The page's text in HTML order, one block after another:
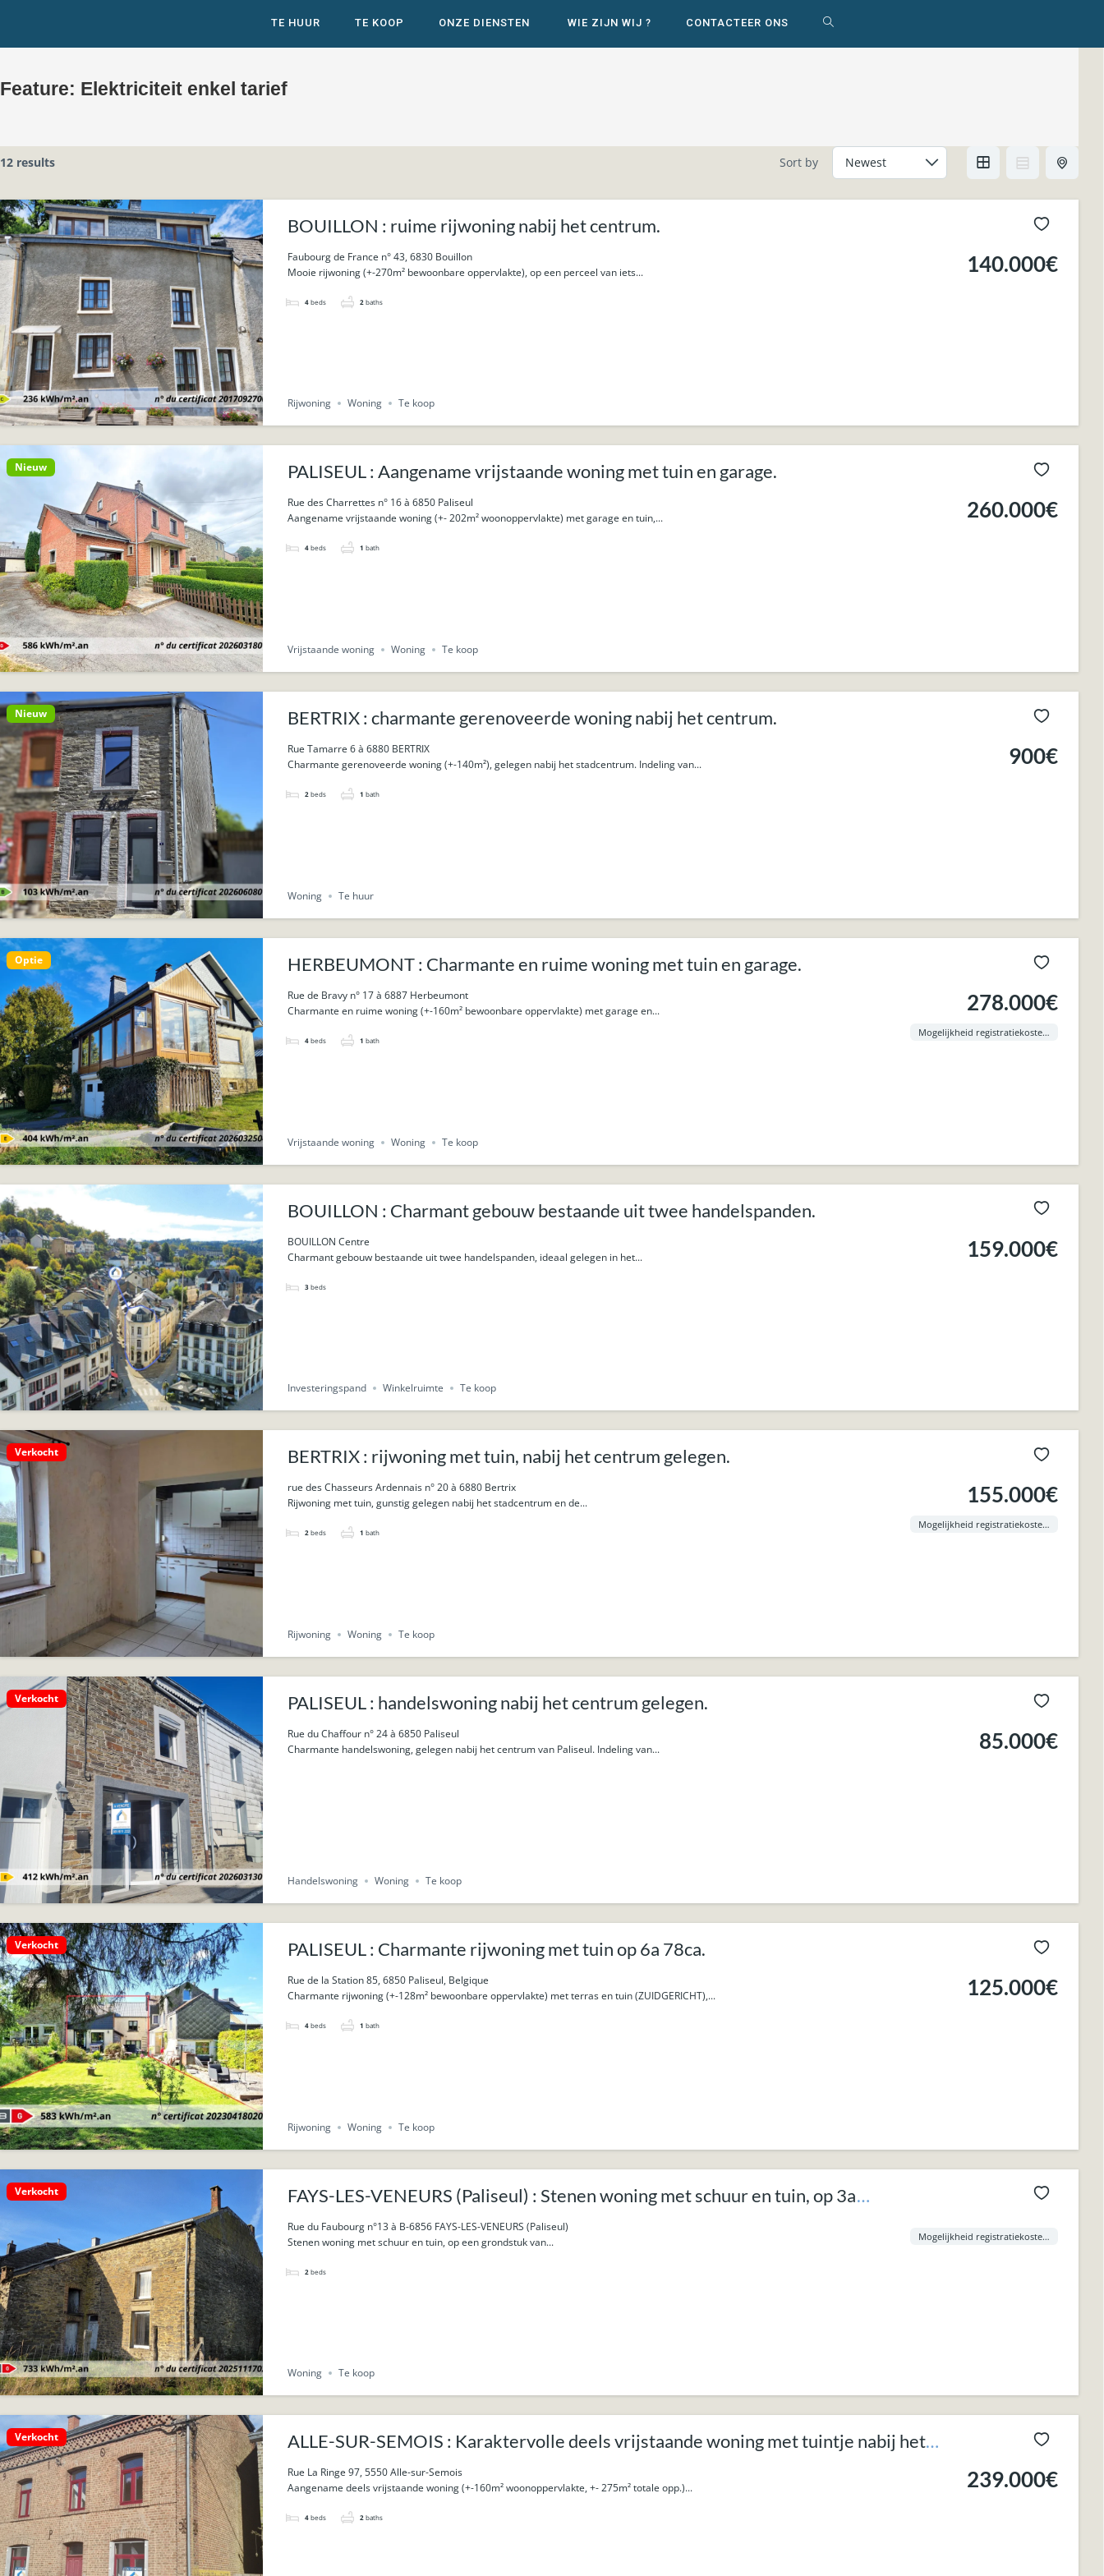
TE HUUR TE KOOP ONZE DIENSTEN WIE ZIJN WIJ ? CONTACTEER ONS WEBSITE
Feature: Elektriciteit enkel tarief
12 results Sort by
BOUILLON : ruime rijwoning nabij het centrum.
Faubourg de France n° 43, 6830 Bouillon
Mooie rijwoning (+-270m² bewoonbare oppervlakte), op een perceel van iets...
4 beds 2 baths
140.000€
Rijwoning Woning Te koop
Nieuw PALISEUL : Aangename vrijstaande woning met tuin en garage.
Rue des Charrettes n° 16 à 6850 Paliseul
Aangename vrijstaande woning (+- 202m² woonoppervlakte) met garage en tuin,...
4 beds 1 bath
260.000€
Vrijstaande woning Woning Te koop
Nieuw BERTRIX : charmante gerenoveerde woning nabij het centrum.
Rue Tamarre 6 à 6880 BERTRIX
Charmante gerenoveerde woning (+-140m²), gelegen nabij het stadcentrum. Indeling van...
2 beds 1 bath
900€
Woning Te huur
Optie HERBEUMONT : Charmante en ruime woning met tuin en garage.
Rue de Bravy n° 17 à 6887 Herbeumont
Charmante en ruime woning (+-160m² bewoonbare oppervlakte) met garage en...
4 beds 1 bath
278.000€
Mogelijkheid registratiekosten aan 3% !
Vrijstaande woning Woning Te koop
BOUILLON : Charmant gebouw bestaande uit twee handelspanden.
BOUILLON Centre
Charmant gebouw bestaande uit twee handelspanden, ideaal gelegen in het...
3 beds
159.000€
Investeringspand Winkelruimte Te koop
Verkocht BERTRIX : rijwoning met tuin, nabij het centrum gelegen.
rue des Chasseurs Ardennais n° 20 à 6880 Bertrix
Rijwoning met tuin, gunstig gelegen nabij het stadcentrum en de...
2 beds 1 bath
155.000€
Mogelijkheid registratiekosten aan 3% !
Rijwoning Woning Te koop
Verkocht PALISEUL : handelswoning nabij het centrum gelegen.
Rue du Chaffour n° 24 à 6850 Paliseul
Charmante handelswoning, gelegen nabij het centrum van Paliseul. Indeling van...
85.000€
Handelswoning Woning Te koop
Verkocht PALISEUL : Charmante rijwoning met tuin op 6a 78ca.
Rue de la Station 85, 6850 Paliseul, Belgique
Charmante rijwoning (+-128m² bewoonbare oppervlakte) met terras en tuin (ZUIDGERICHT),...
4 beds 1 bath
125.000€
Rijwoning Woning Te koop
Verkocht
FAYS-LES-VENEURS (Paliseul) : Stenen woning met schuur en tuin, op 3a
40ca.
Rue du Faubourg n°13 à B-6856 FAYS-LES-VENEURS (Paliseul)
Stenen woning met schuur en tuin, op een grondstuk van...
2 beds
Mogelijkheid registratiekosten aan 3% !
Woning Te koop
Verkocht
ALLE-SUR-SEMOIS : Karaktervolle deels vrijstaande woning met tuintje nabij het
dorpscentrum.
Rue La Ringe 97, 5550 Alle-sur-Semois
Aangename deels vrijstaande woning (+-160m² woonoppervlakte, +- 275m² totale opp.)...
4 beds 2 baths
239.000€